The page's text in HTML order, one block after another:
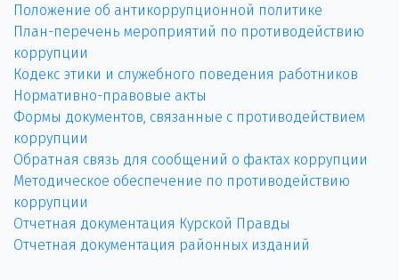
Положение об антикоррупционной политике
План-перечень мероприятий по противодействию
коррупции
Кодекс этики и служебного поведения работников
Нормативно-правовые акты
Формы документов, связанные с противодействием
коррупции
Обратная связь для сообщений о фактах коррупции
Методическое обеспечение по противодействию
коррупции
Отчетная документация Курской Правды
Отчетная документация районных изданий